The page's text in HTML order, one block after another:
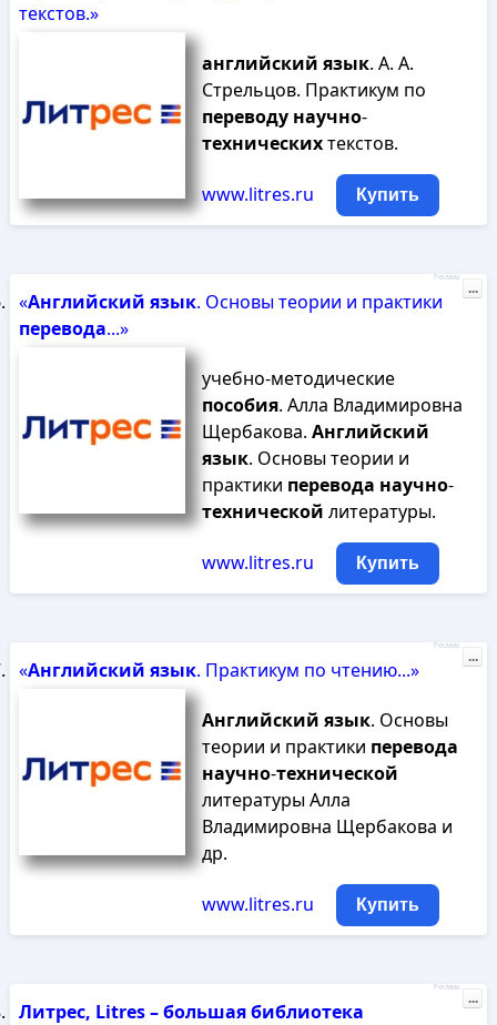
текстов.»
английский язык. А. А.
Стрельцов. Практикум по
переводу научно-
техническихтекстов.
www.litres.ru Купить
«Английский язык. Основы теории и практики
перевода...»
учебно-методические
пособия. Алла Владимировна
Щербакова. Английский
язык. Основы теории и
практики перевода научно-
технической литературы.
www.litres.ru Купить
Реклама
...
«Английский язык. Практикум по чтению...»
Английский язык. Основы
теории и практики перевода
научно-технической
литературы Алла
Владимировна Щербакова и
др.
www.litres.ru Купить
Реклама
...
Литрес, Litres – большая библиотека
Реклама
...